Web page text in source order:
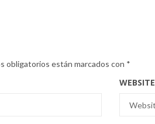
obligatorios están marcados con *
WEBSITE